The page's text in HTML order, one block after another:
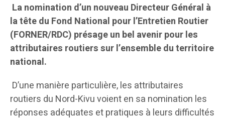
La nomination d’un nouveau Directeur Général à
la tête du Fond National pour l’Entretien Routier
(FORNER/RDC) présage un bel avenir pour les
attributaires routiers sur l’ensemble du territoire
national.
D’une manière particulière, les attributaires
routiers du Nord-Kivu voient en sa nomination les
réponses adéquates et pratiques à leurs difficultés